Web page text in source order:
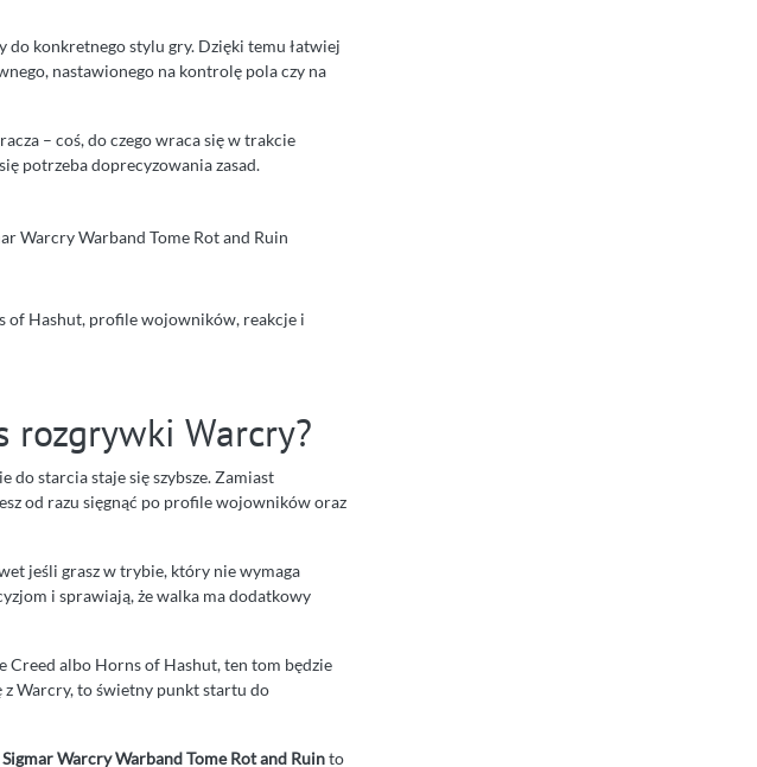
do konkretnego stylu gry. Dzięki temu łatwiej
nastawionego na kontrolę pola czy na
– coś, do czego wraca się w trakcie
potrzeba doprecyzowania zasad.
Warcry Warband Tome Rot and Ruin
of Hashut, profile wojowników, reakcje i
rozgrywki Warcry?
do starcia staje się szybsze. Zamiast
od razu sięgnąć po profile wojowników oraz
jeśli grasz w trybie, który nie wymaga
i sprawiają, że walka ma dodatkowy
Creed albo Horns of Hashut, ten tom będzie
z Warcry, to świetny punkt startu do
Warcry Warband Tome Rot and Ruinto